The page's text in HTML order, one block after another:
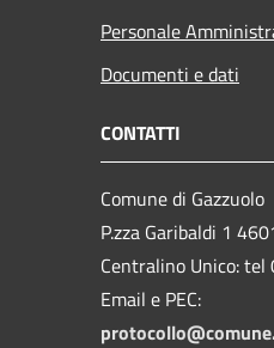
Personale
Documenti e dati
CONTATTI
Comune di Gazzuolo
P.zza Garibaldi 1
Centralino Unico:
Email e PEC: